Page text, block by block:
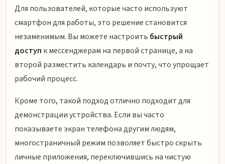
Для пользователей, которые часто используют
смартфон для работы, это решение становится
незаменимым. Вы можете настроить быстрый
доступ к мессенджерам на первой странице, а на
второй разместить календарь и почту, что упрощает
рабочий процесс.
Кроме того, такой подход отлично подходит для
демонстрации устройства. Если вы часто
показываете экран телефона другим людям,
многостраничный режим позволяет быстро скрыть
личные приложения, переключившись на чистую